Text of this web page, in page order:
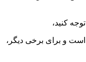
کنید،
است و برای برخی دیگر،